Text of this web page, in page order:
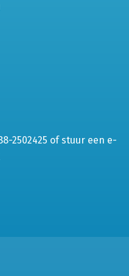
2502425 of stuur een e-